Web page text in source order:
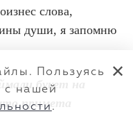
слова,
души, я запомню
букет на
примета
Пользуясь
с нашей
.
✕